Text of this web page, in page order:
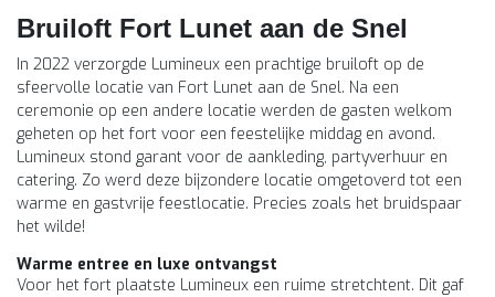
Bruiloft Fort Lunet aan de Snel
In 2022 verzorgde Lumineux een prachtige bruiloft op de
sfeervolle locatie van Fort Lunet aan de Snel. Na een
ceremonie op een andere locatie werden de gasten welkom
geheten op het fort voor een feestelijke middag en avond.
Lumineux stond garant voor de aankleding, partyverhuur en
catering. Zo werd deze bijzondere locatie omgetoverd tot een
warme en gastvrije feestlocatie. Precies zoals het bruidspaar
het wilde!
Warme entree en luxe ontvangst
Voor het fort plaatste Lumineux een ruime stretchtent. Dit gaf